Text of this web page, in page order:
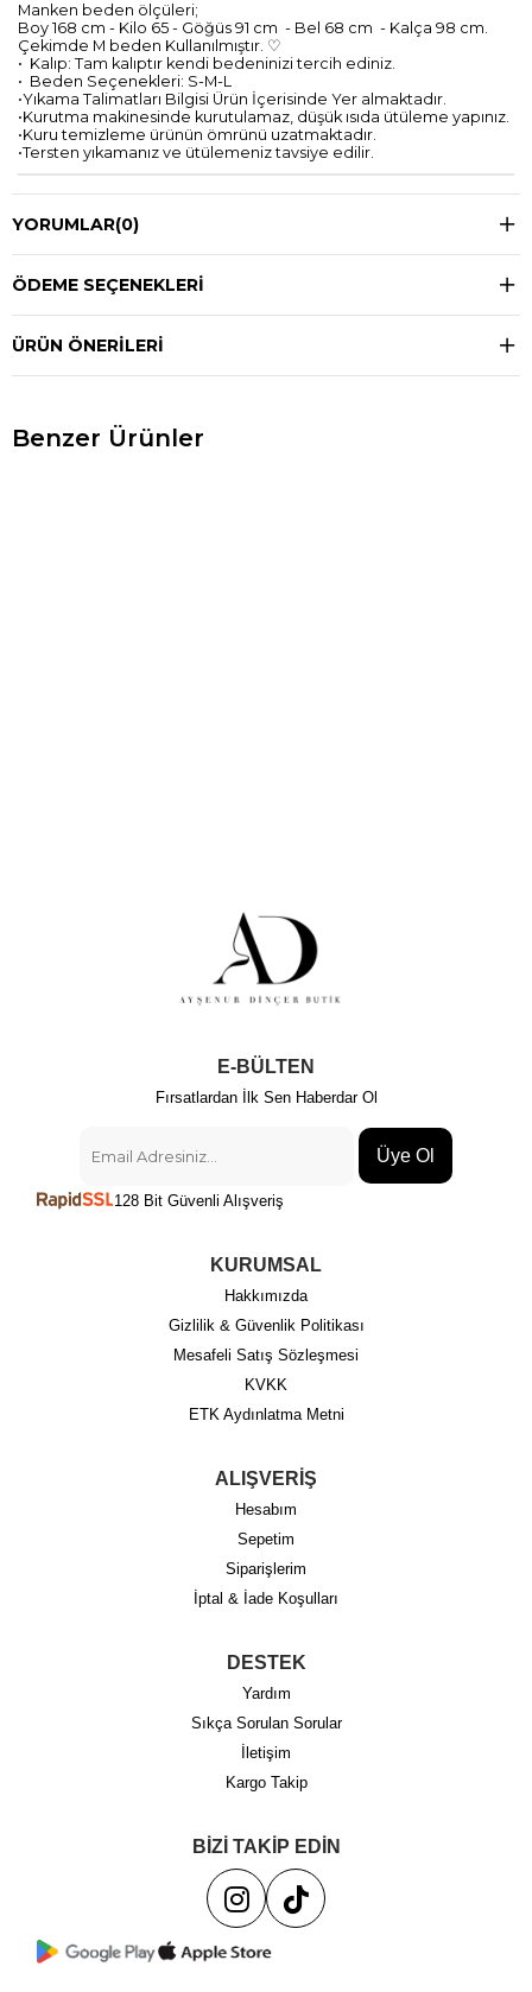
Manken beden ölçüleri;
Boy 168 cm - Kilo 65 - Göğüs 91 cm - Bel 68 cm - Kalça 98 cm.
Çekimde M beden Kullanılmıştır. ♡
•⁠ ⁠Kalıp: Tam kalıptır kendi bedeninizi tercih ediniz.
•⁠ ⁠Beden Seçenekleri: S-M-L
•Yıkama Talimatları Bilgisi Ürün İçerisinde Yer almaktadır.
•Kurutma makinesinde kurutulamaz, düşük ısıda ütüleme yapınız.
•Kuru temizleme ürünün ömrünü uzatmaktadır.
•Tersten yıkamanız ve ütülemeniz tavsiye edilir.
YORUMLAR(0)
ÖDEME SEÇENEKLERI
ÜRÜN ÖNERILERI
Benzer Ürünler
E-BÜLTEN
Fırsatlardan İlk Sen Haberdar Ol
Üye Ol
128 Bit Güvenli Alışveriş
KURUMSAL
Hakkımızda
Gizlilik & Güvenlik Politikası
Mesafeli Satış Sözleşmesi
KVKK
ETK Aydınlatma Metni
ALIŞVERİŞ
Hesabım
Sepetim
Siparişlerim
İptal & İade Koşulları
DESTEK
Yardım
Sıkça Sorulan Sorular
İletişim
Kargo Takip
BİZİ TAKİP EDİN